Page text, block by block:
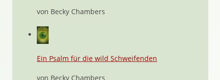
von Becky Chambers
Ein Psalm für die wild Schweifenden
von Becky Chambers